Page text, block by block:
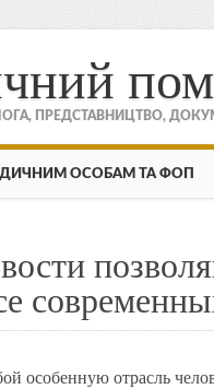
ПРЕДСТАВНИЦТВО,
ОСОБАМ ТА ФОП
особенную отрасль